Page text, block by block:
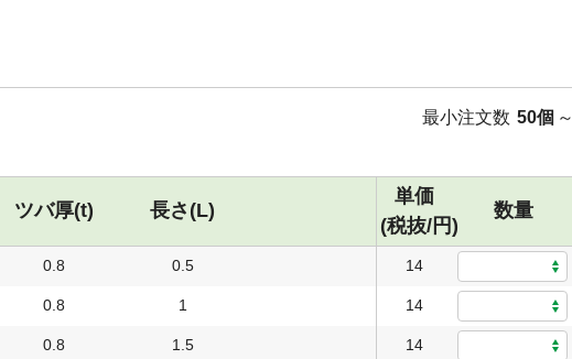
最小注文数 50個
ツバ厚(t) 長さ(L)
単価
(税抜/円)
数量
0.8 0.5 14
0.8 1 14
0.8 1.5 14